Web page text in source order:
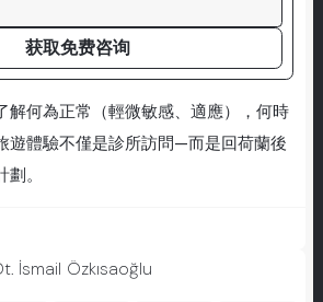
获取免费咨询
解何為正常（輕微敏感、適應），何時
遊體驗不僅是診所訪問—而是回荷蘭後
。
İsmail Özkısaoğlu